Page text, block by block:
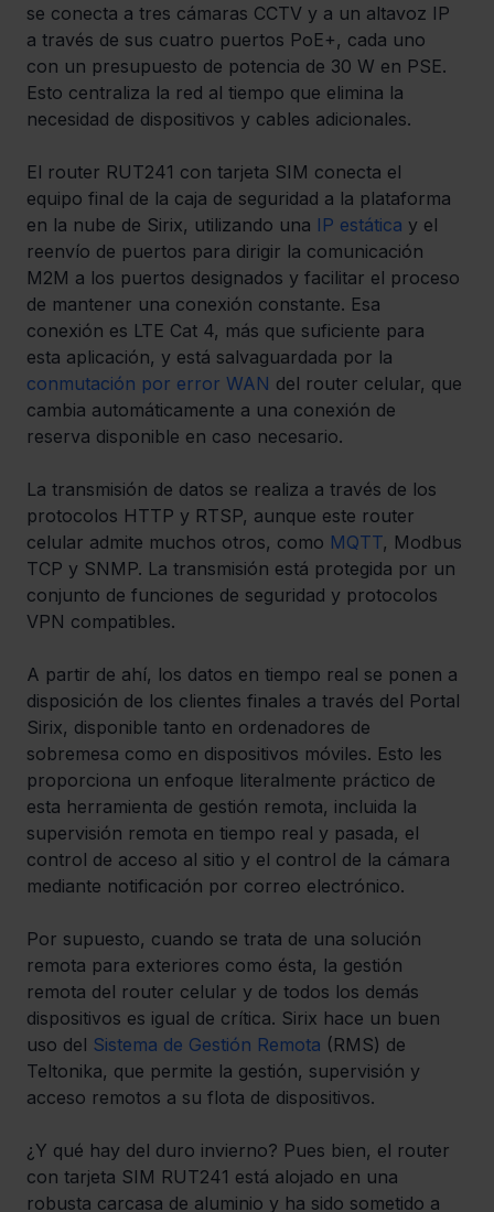
se conecta a tres cámaras CCTV y a un altavoz IP
a través de sus cuatro puertos PoE+, cada uno
con un presupuesto de potencia de 30 W en PSE.
Esto centraliza la red al tiempo que elimina la
necesidad de dispositivos y cables adicionales.
El router RUT241 con tarjeta SIM conecta el
equipo final de la caja de seguridad a la plataforma
en la nube de Sirix, utilizando una IP estática y el
reenvío de puertos para dirigir la comunicación
M2M a los puertos designados y facilitar el proceso
de mantener una conexión constante. Esa
conexión es LTE Cat 4, más que suficiente para
esta aplicación, y está salvaguardada por la
conmutación por error WAN del router celular, que
cambia automáticamente a una conexión de
reserva disponible en caso necesario.
La transmisión de datos se realiza a través de los
protocolos HTTP y RTSP, aunque este router
celular admite muchos otros, como MQTT, Modbus
TCP y SNMP. La transmisión está protegida por un
conjunto de funciones de seguridad y protocolos
VPN compatibles.
A partir de ahí, los datos en tiempo real se ponen a
disposición de los clientes finales a través del Portal
Sirix, disponible tanto en ordenadores de
sobremesa como en dispositivos móviles. Esto les
proporciona un enfoque literalmente práctico de
esta herramienta de gestión remota, incluida la
supervisión remota en tiempo real y pasada, el
control de acceso al sitio y el control de la cámara
mediante notificación por correo electrónico.
Por supuesto, cuando se trata de una solución
remota para exteriores como ésta, la gestión
remota del router celular y de todos los demás
dispositivos es igual de crítica. Sirix hace un buen
uso del Sistema de Gestión Remota (RMS) de
Teltonika, que permite la gestión, supervisión y
acceso remotos a su flota de dispositivos.
¿Y qué hay del duro invierno? Pues bien, el router
con tarjeta SIM RUT241 está alojado en una
robusta carcasa de aluminio y ha sido sometido a